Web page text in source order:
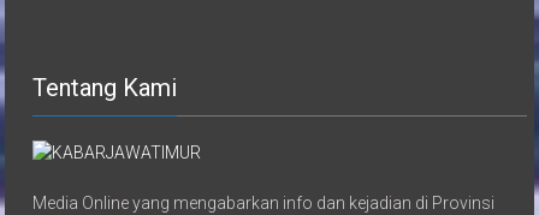
Tentang Kami
Media Online yang mengabarkan info dan kejadian di Provinsi